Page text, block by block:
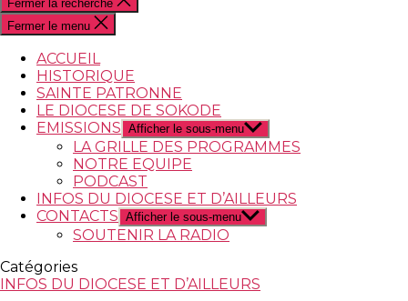
Fermer la recherche
Fermer le menu
ACCUEIL
HISTORIQUE
SAINTE PATRONNE
LE DIOCESE DE SOKODE
EMISSIONS Afficher le sous-menu
LA GRILLE DES PROGRAMMES
NOTRE EQUIPE
PODCAST
INFOS DU DIOCESE ET D’AILLEURS
CONTACTS Afficher le sous-menu
SOUTENIR LA RADIO
Catégories
INFOS DU DIOCESE ET D’AILLEURS